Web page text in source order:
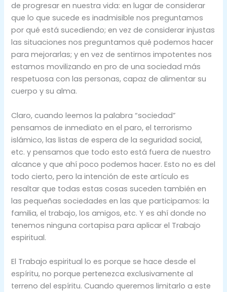
de progresar en nuestra vida: en lugar de considerar
que lo que sucede es inadmisible nos preguntamos
por qué está sucediendo; en vez de considerar injustas
las situaciones nos preguntamos qué podemos hacer
para mejorarlas; y en vez de sentirnos impotentes nos
estamos movilizando en pro de una sociedad más
respetuosa con las personas, capaz de alimentar su
cuerpo y su alma.
Claro, cuando leemos la palabra “sociedad”
pensamos de inmediato en el paro, el terrorismo
islámico, las listas de espera de la seguridad social,
etc. y pensamos que todo esto está fuera de nuestro
alcance y que ahí poco podemos hacer. Esto no es del
todo cierto, pero la intención de este artículo es
resaltar que todas estas cosas suceden también en
las pequeñas sociedades en las que participamos: la
familia, el trabajo, los amigos, etc. Y es ahí donde no
tenemos ninguna cortapisa para aplicar el Trabajo
espiritual.
El Trabajo espiritual lo es porque se hace desde el
espíritu, no porque pertenezca exclusivamente al
terreno del espíritu. Cuando queremos limitarlo a este